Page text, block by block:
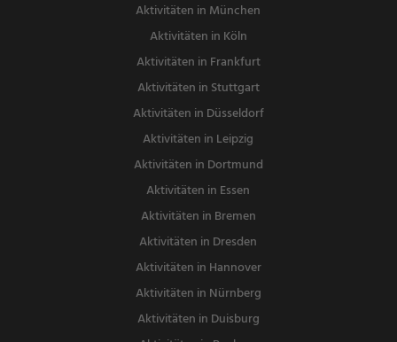
Aktivitäten in München
Aktivitäten in Köln
Aktivitäten in Frankfurt
Aktivitäten in Stuttgart
Aktivitäten in Düsseldorf
Aktivitäten in Leipzig
Aktivitäten in Dortmund
Aktivitäten in Essen
Aktivitäten in Bremen
Aktivitäten in Dresden
Aktivitäten in Hannover
Aktivitäten in Nürnberg
Aktivitäten in Duisburg